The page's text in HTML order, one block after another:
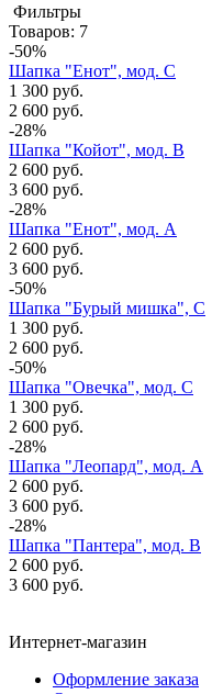
Фильтры
Товаров: 7
-50%
Шапка "Енот", мод. С
1 300 руб.
2 600 руб.
-28%
Шапка "Койот", мод. В
2 600 руб.
3 600 руб.
-28%
Шапка "Енот", мод. А
2 600 руб.
3 600 руб.
-50%
Шапка "Бурый мишка", C
1 300 руб.
2 600 руб.
-50%
Шапка "Овечка", мод. С
1 300 руб.
2 600 руб.
-28%
Шапка "Леопард", мод. А
2 600 руб.
3 600 руб.
-28%
Шапка "Пантера", мод. В
2 600 руб.
3 600 руб.
Интернет-магазин
Оформление заказа